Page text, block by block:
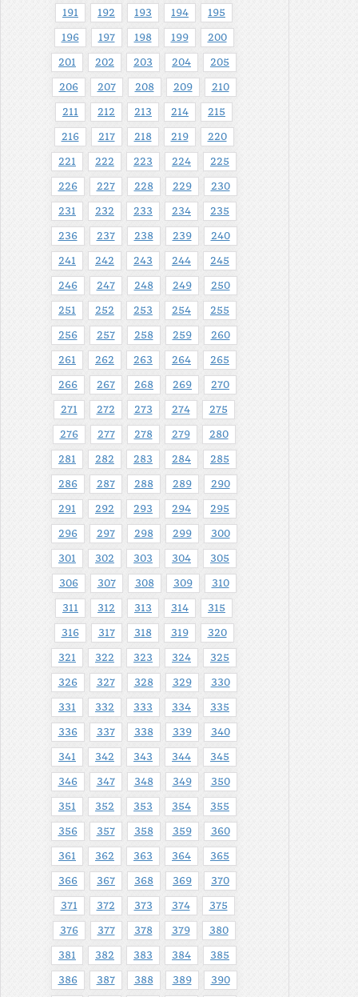
191 192 193 194 195
196 197 198 199 200
201 202 203 204 205
206 207 208 209 210
211 212 213 214 215
216 217 218 219 220
221 222 223 224 225
226 227 228 229 230
231 232 233 234 235
236 237 238 239 240
241 242 243 244 245
246 247 248 249 250
251 252 253 254 255
256 257 258 259 260
261 262 263 264 265
266 267 268 269 270
271 272 273 274 275
276 277 278 279 280
281 282 283 284 285
286 287 288 289 290
291 292 293 294 295
296 297 298 299 300
301 302 303 304 305
306 307 308 309 310
311 312 313 314 315
316 317 318 319 320
321 322 323 324 325
326 327 328 329 330
331 332 333 334 335
336 337 338 339 340
341 342 343 344 345
346 347 348 349 350
351 352 353 354 355
356 357 358 359 360
361 362 363 364 365
366 367 368 369 370
371 372 373 374 375
376 377 378 379 380
381 382 383 384 385
386 387 388 389 390